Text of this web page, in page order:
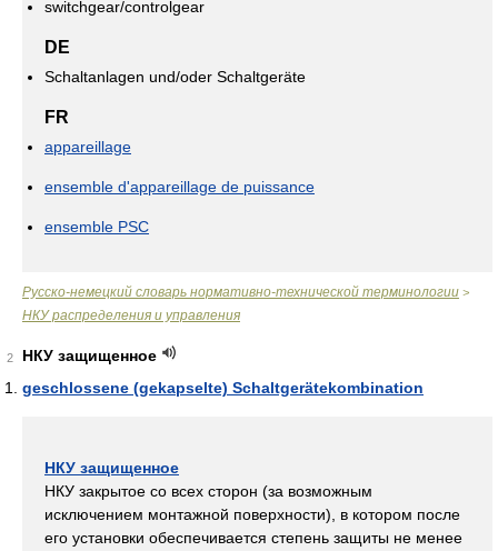
switchgear/controlgear
DE
Schaltanlagen und/oder Schaltgeräte
FR
appareillage
ensemble d'appareillage de puissance
ensemble PSC
Русско-немецкий словарь нормативно-технической терминологии >
НКУ распределения и управления
2
НКУ защищенное
geschlossene (gekapselte) Schaltgerätekombination
НКУ защищенное
НКУ закрытое со всех сторон (за возможным
исключением монтажной поверхности), в котором после
его установки обеспечивается степень защиты не менее